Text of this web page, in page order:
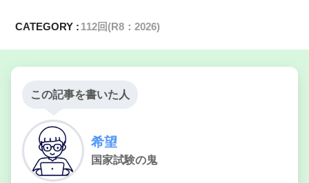
CATEGORY : 112回(R8：2026)
この記事を書いた人
希望
国家試験の鬼